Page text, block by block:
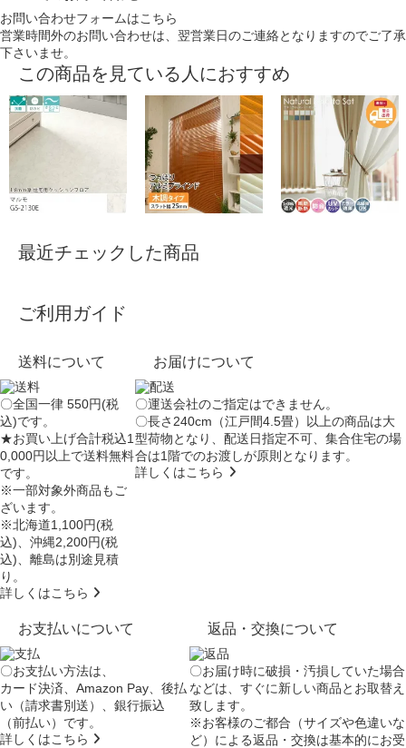
お問い合わせフォームはこちら
営業時間外のお問い合わせは、翌営業日のご連絡となりますのでご了承
下さいませ。
この商品を見ている人におすすめ
最近チェックした商品
ご利用ガイド
送料について
〇全国一律 550円(税
込)です。
★お買い上げ合計税込1
0,000円以上で送料無料
です。
※一部対象外商品もご
ざいます。
※北海道1,100円(税
込)、沖縄2,200円(税
込)、離島は別途見積
り。
詳しくはこちら
お届けについて
〇運送会社のご指定はできません。
〇長さ240cm（江戸間4.5畳）以上の商品は大
型荷物となり、配送日指定不可 、集合住宅の場
合は1階でのお渡しが原則となります。
詳しくはこちら
お支払いについて
〇お支払い方法は、
カード決済、Amazon Pay、後払
い（請求書別送）、銀行振込
（前払い）です。
詳しくはこちら
返品・交換について
〇お届け時に破損・汚損していた場合
などは、すぐに新しい商品とお取替え
致します。
※お客様のご都合（サイズや色違いな
ど）による返品・交換は基本的にお受